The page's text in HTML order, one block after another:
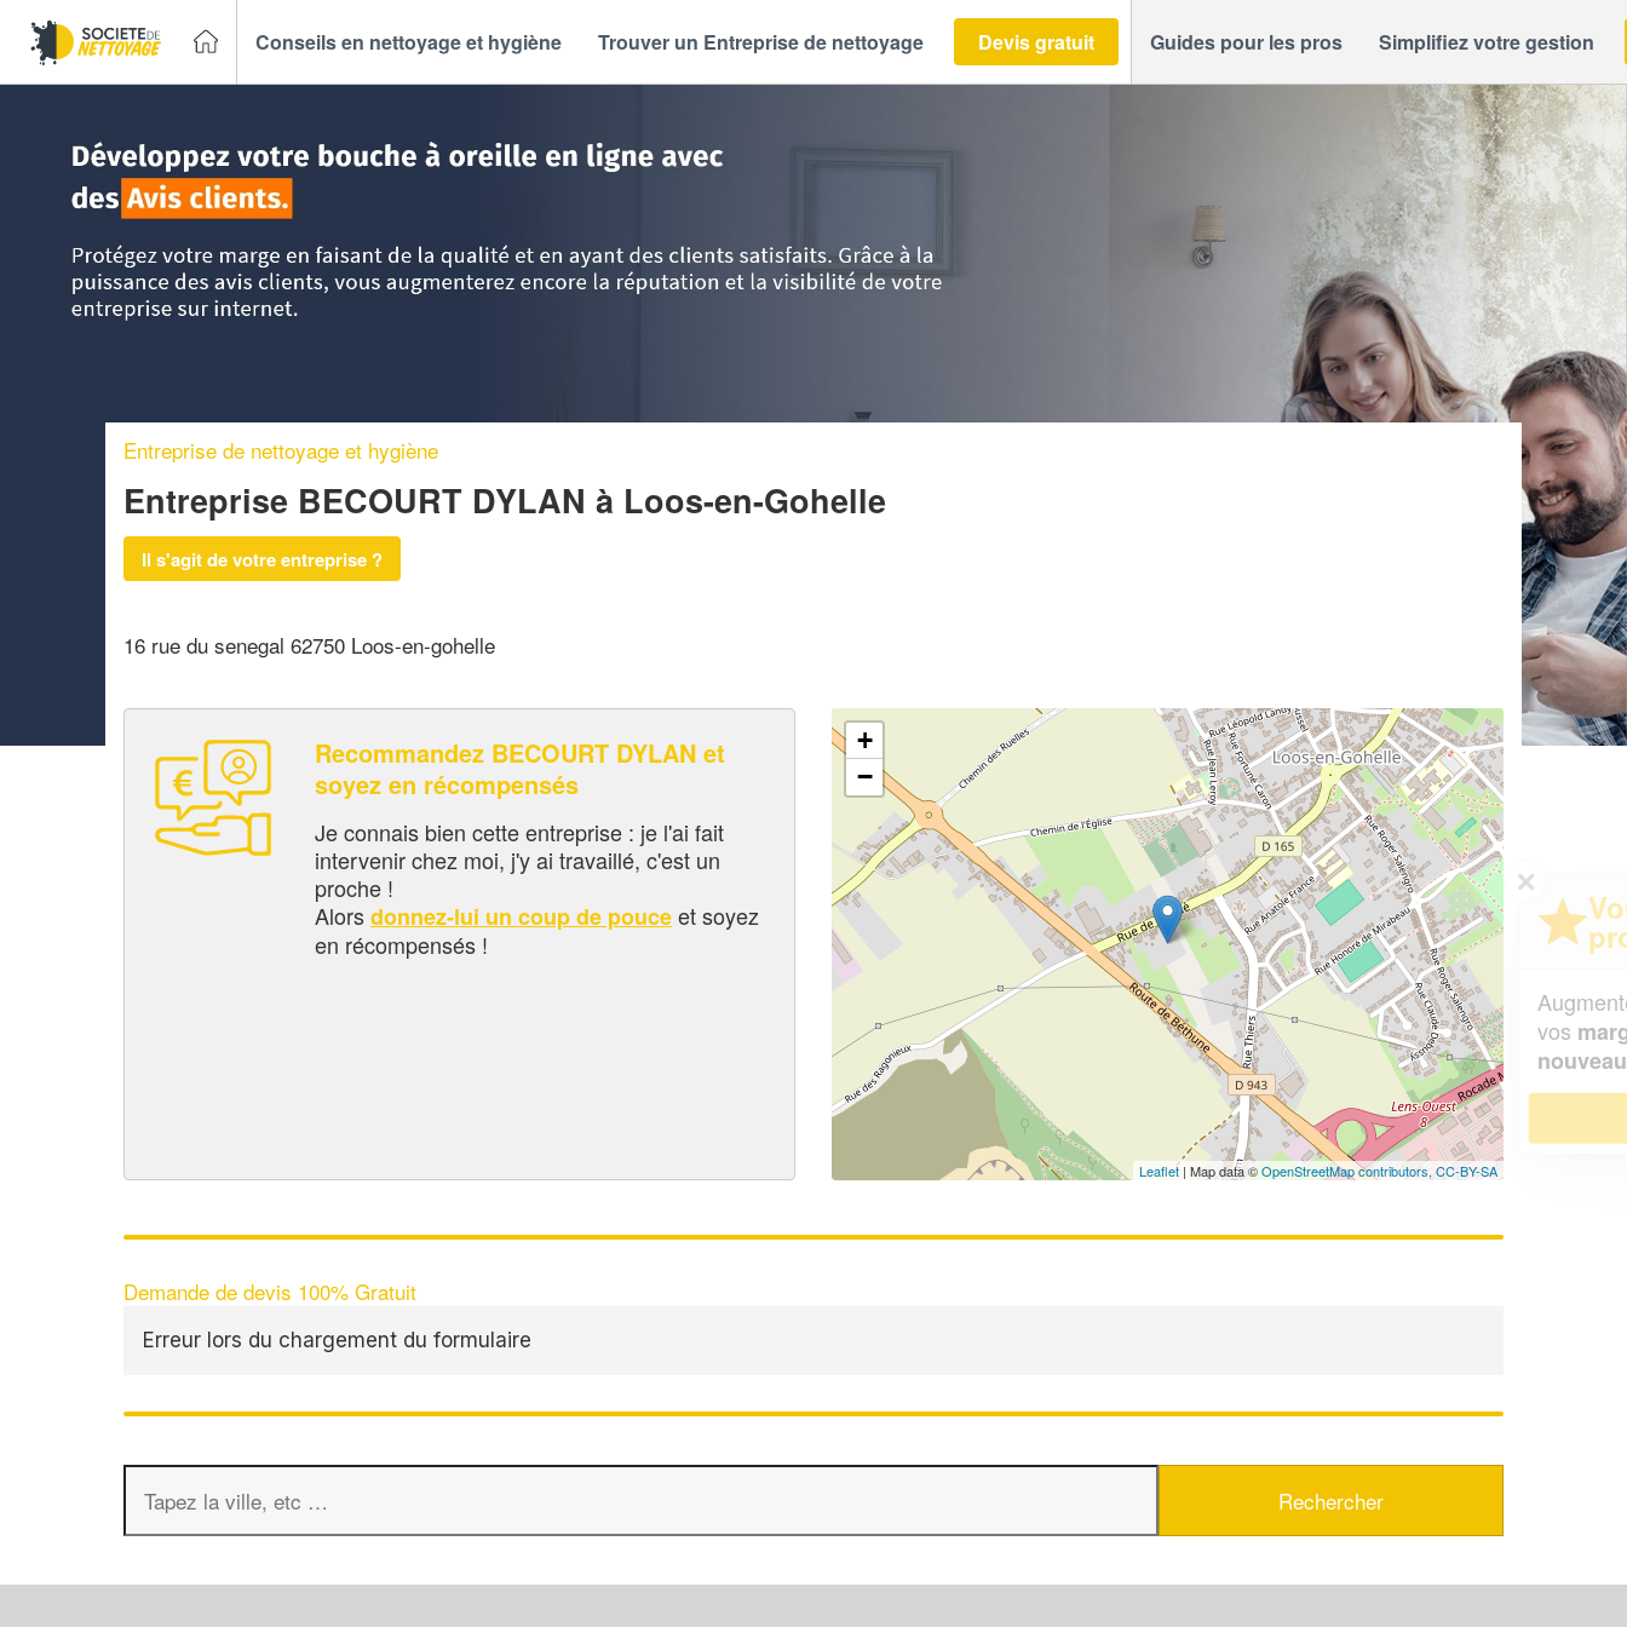
Conseils en nettoyage et hygiène Trouver un Entreprise de nettoyage Devis gratuit Guides pour les pros Simplifiez votre gestion
Entreprise de nettoyage et hygiène
Entreprise BECOURT DYLAN à Loos-en-Gohelle
Il s'agit de votre entreprise ?
16 rue du senegal 62750 Loos-en-gohelle
Recommandez BECOURT DYLAN et
soyez en récompensés
Je connais bien cette entreprise : je l'ai fait
intervenir chez moi, j'y ai travaillé, c'est un
proche !
Alorsdonnez-lui un coup de pouceet soyez
en récompensés !
+
−
Leaflet | Map data ©OpenStreetMap contributors, CC-BY-SA
Demande de devis 100% Gratuit
Erreur lors du chargement du formulaire
✕
Vous êtes un
professionnel ?
Augmentez votrechiffre d'affaireset
vosmargestout en gagnant de
nouveaux clients!
En savoir plus